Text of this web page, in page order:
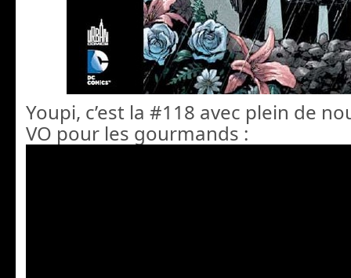
Youpi, c’est la #118 avec plein de
VO pour les gourmands :